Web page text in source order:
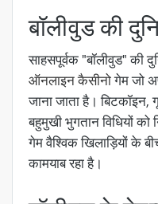
बॉलीवुड की
साहसपूर्वक "बॉलीवुड" की
ऑनलाइन कैसीनोगेम जो
जाना जाता है।
बहुमुखी भुगतान विधियों को
गेम वैश्विक खिलाड़ियों के
कामयाब रहा है।